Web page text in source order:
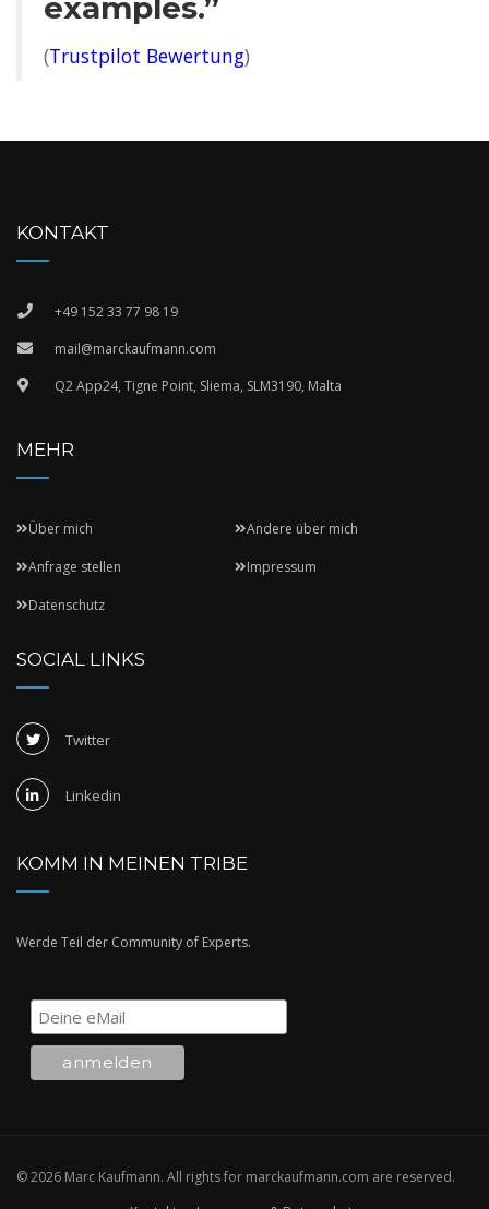
examples.”
(Trustpilot Bewertung)
KONTAKT
+49 152 33 77 98 19
mail@marckaufmann.com
Q2 App24, Tigne Point, Sliema, SLM3190, Malta
MEHR
Über mich Andere über mich
Anfrage stellen Impressum
Datenschutz
SOCIAL LINKS
Twitter
Linkedin
KOMM IN MEINEN TRIBE
Werde Teil der Community of Experts.
© 2026 Marc Kaufmann. All rights for marckaufmann.com are reserved.